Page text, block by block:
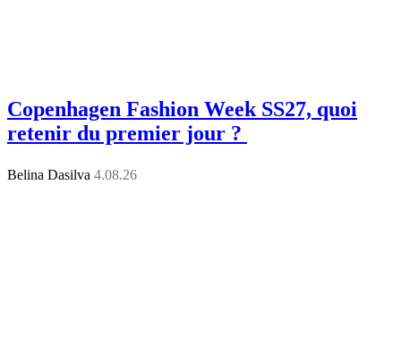
Copenhagen Fashion Week SS27, quoi
retenir du premier jour ?
Belina Dasilva 4.08.26